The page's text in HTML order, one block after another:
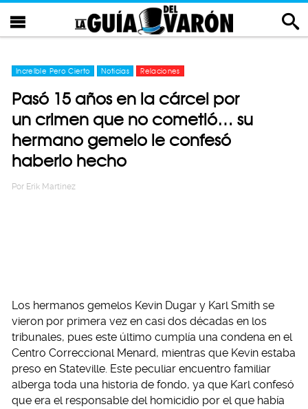
Increíble Pero Cierto Noticias Relaciones
Pasó 15 años en la cárcel por
un crimen que no cometió… su
hermano gemelo le confesó
haberlo hecho
Por Erik Martinez
Los hermanos gemelos Kevin Dugar y Karl Smith se
vieron por primera vez en casi dos décadas en los
tribunales, pues este último cumplía una condena en el
Centro Correccional Menard, mientras que Kevin estaba
preso en Stateville. Este peculiar encuentro familiar
alberga toda una historia de fondo, ya que Karl confesó
que era el responsable del homicidio por el que había